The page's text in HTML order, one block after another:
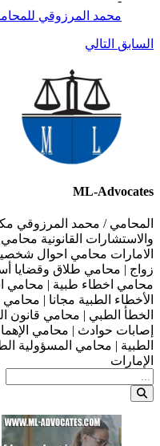
محمد المرزوقي
السابق التالي
ML-Advocates
المحامي / محمد المرزوقي
والاستشارات القانونية
الامارات محامي احوال
زواج | محامي طلاق وقضايا
محامي اخطاء طبية | محامي
الأخطاء الطبية مجانا |
الخطأ الطبي | محامي
إصابات حوادث | محامي
الطبية | محامي المسؤولية
الإمارات